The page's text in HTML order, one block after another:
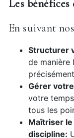
Les bénéfices
En suivant
Structurer
de manière
Gérer
votre
tous les
Maîtriser
discipline: